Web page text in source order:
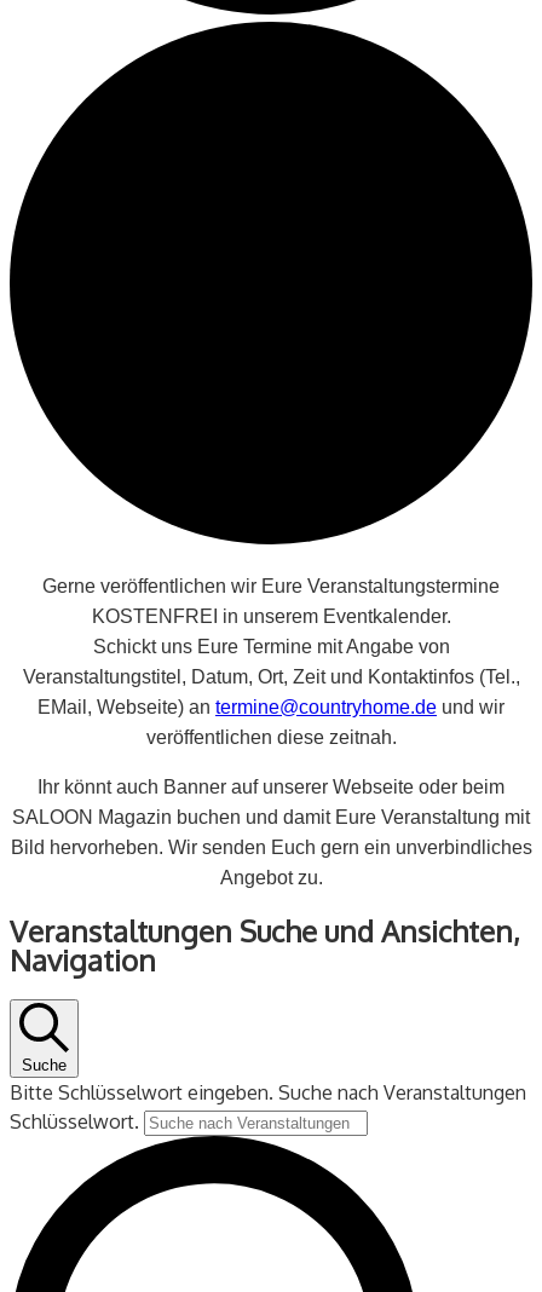
Gerne veröffentlichen wir Eure Veranstaltungstermine
KOSTENFREI in unserem Eventkalender.
Schickt uns Eure Termine mit Angabe von
Veranstaltungstitel, Datum, Ort, Zeit und Kontaktinfos (Tel.,
EMail, Webseite) an termine@countryhome.de und wir
veröffentlichen diese zeitnah.
Ihr könnt auch Banner auf unserer Webseite oder beim
SALOON Magazin buchen und damit Eure Veranstaltung mit
Bild hervorheben. Wir senden Euch gern ein unverbindliches
Angebot zu.
Veranstaltungen
Veranstaltungen Suche und Ansichten,
Navigation
Suche
Bitte Schlüsselwort eingeben. Suche nach Veranstaltungen
Schlüsselwort.